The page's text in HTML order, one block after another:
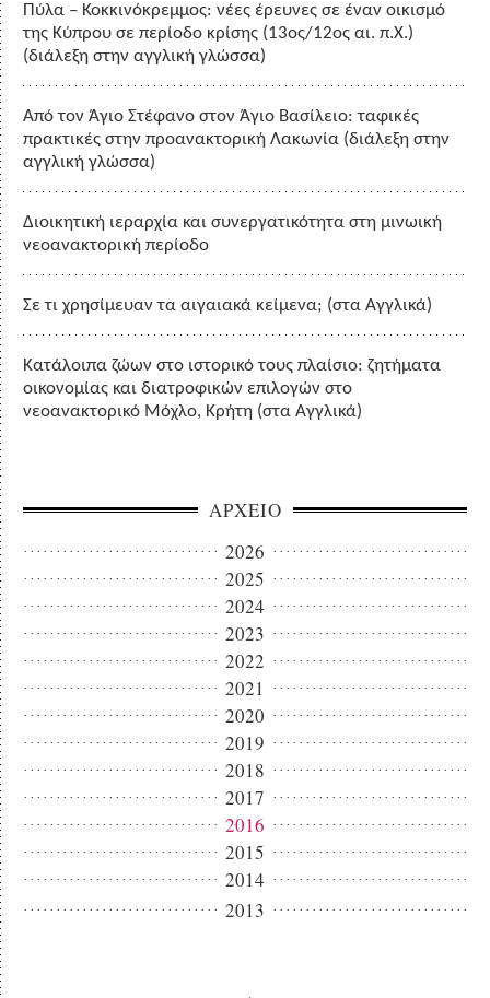
Πύλα – Κοκκινόκρεμμος: νέες έρευνες σε έναν οικισμό
της Κύπρου σε περίοδο κρίσης (13ος/12ος αι. π.Χ.)
(διάλεξη στην αγγλική γλώσσα)
Από τον Άγιο Στέφανο στον Άγιο Βασίλειο: ταφικές
πρακτικές στην προανακτορική Λακωνία (διάλεξη στην
αγγλική γλώσσα)
Διοικητική ιεραρχία και συνεργατικότητα στη μινωική
νεοανακτορική περίοδο
Σε τι χρησίμευαν τα αιγαιακά κείμενα; (στα Αγγλικά)
Κατάλοιπα ζώων στο ιστορικό τους πλαίσιο: ζητήματα
οικονομίας και διατροφικών επιλογών στο
νεοανακτορικό Μόχλο, Κρήτη (στα Αγγλικά)
ΑΡΧΕΙΟ
2026
2025
2024
2023
2022
2021
2020
2019
2018
2017
2016
2015
2014
2013